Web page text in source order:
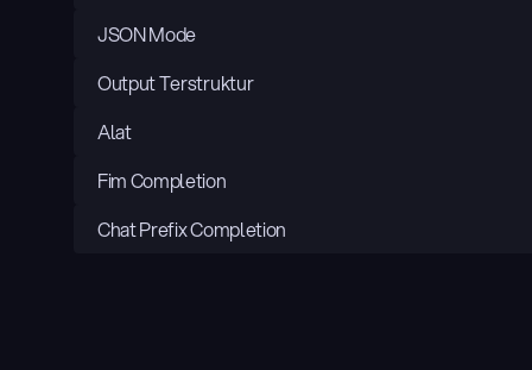
JSON Mode
Output Terstruktur
Alat
Fim Completion
Chat Prefix Completion